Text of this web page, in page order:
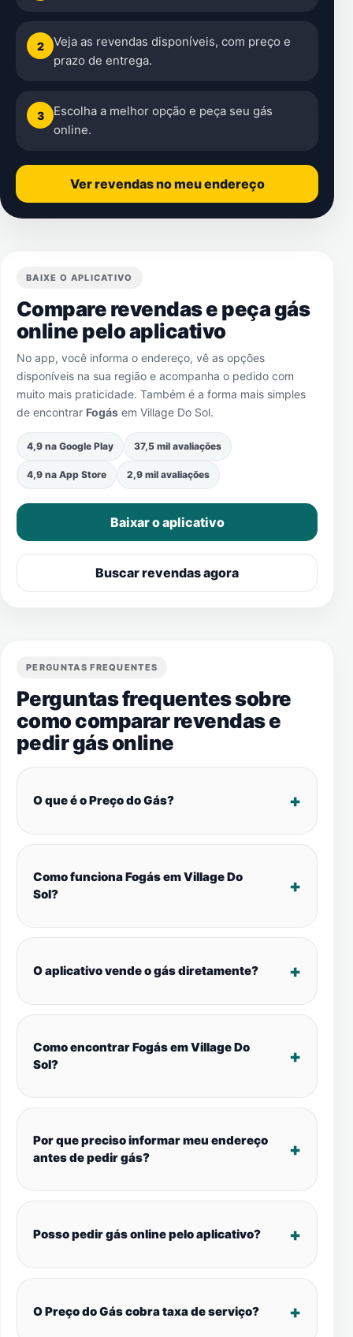
2
Veja as revendas disponíveis, com preço e
prazo de entrega.
3
Escolha a melhor opção e peça seu gás
online.
Ver revendas no meu endereço
BAIXE O APLICATIVO
Compare revendas e peça gás
online pelo aplicativo
No app, você informa o endereço, vê as opções
disponíveis na sua região e acompanha o pedido com
muito mais praticidade. Também é a forma mais simples
de encontrar Fogás em Village Do Sol.
4,9 na Google Play 37,5 mil avaliações
4,9 na App Store 2,9 mil avaliações
Baixar o aplicativo
Buscar revendas agora
PERGUNTAS FREQUENTES
Perguntas frequentes sobre
como comparar revendas e
pedir gás online
O que é o Preço do Gás?
Como funciona Fogás em Village Do
Sol?
O aplicativo vende o gás diretamente?
Como encontrar Fogás em Village Do
Sol?
Por que preciso informar meu endereço
antes de pedir gás?
Posso pedir gás online pelo aplicativo?
O Preço do Gás cobra taxa de serviço?